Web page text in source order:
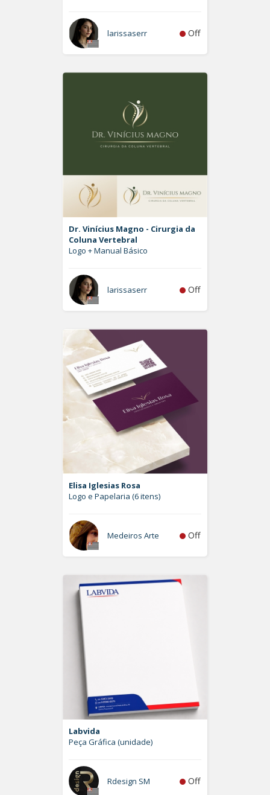
larissaserr Off
Dr. Vinícius Magno - Cirurgia da
Coluna Vertebral
Logo + Manual Básico
larissaserr Off
Elisa Iglesias Rosa
Logo e Papelaria (6 itens)
Medeiros Arte Off
Labvida
Peça Gráfica (unidade)
Rdesign SM Off